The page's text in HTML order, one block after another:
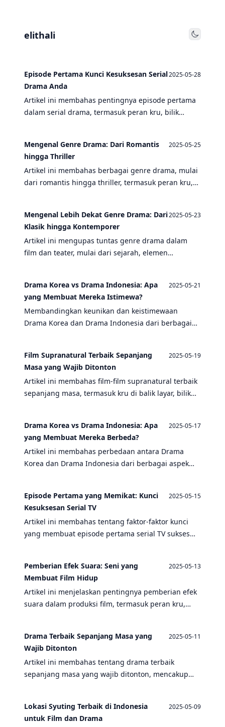
elithali Toggle
Episode Pertama Kunci Kesuksesan Serial
Drama Anda
2025-05-28
Artikel ini membahas pentingnya episode pertama
dalam serial drama, termasuk peran kru, bilik
memikat.
Mengenal Genre Drama: Dari Romantis
hingga Thriller
2025-05-25
Artikel ini membahas berbagai genre drama, mulai
dari romantis hingga thriller, termasuk peran kru,
Mengenal Lebih Dekat Genre Drama: Dari
Klasik hingga Kontemporer
2025-05-23
Artikel ini mengupas tuntas genre drama dalam
film dan teater, mulai dari sejarah, elemen
suara membentuk cerita yang memikat.
Drama Korea vs Drama Indonesia: Apa
yang Membuat Mereka Istimewa?
2025-05-21
Membandingkan keunikan dan keistimewaan
Drama Korea dan Drama Indonesia dari berbagai
Film Supranatural Terbaik Sepanjang
Masa yang Wajib Ditonton
2025-05-19
Artikel ini membahas film-film supranatural terbaik
sepanjang masa, termasuk kru di balik layar, bilik
Drama Korea vs Drama Indonesia: Apa
yang Membuat Mereka Berbeda?
2025-05-17
Artikel ini membahas perbedaan antara Drama
Korea dan Drama Indonesia dari berbagai aspek
Episode Pertama yang Memikat: Kunci
Kesuksesan Serial TV
2025-05-15
Artikel ini membahas tentang faktor-faktor kunci
yang membuat episode pertama serial TV sukses
Pemberian Efek Suara: Seni yang
Membuat Film Hidup
2025-05-13
Artikel ini menjelaskan pentingnya pemberian efek
suara dalam produksi film, termasuk peran kru,
Drama Terbaik Sepanjang Masa yang
Wajib Ditonton
2025-05-11
Artikel ini membahas tentang drama terbaik
sepanjang masa yang wajib ditonton, mencakup
Lokasi Syuting Terbaik di Indonesia
untuk Film dan Drama
2025-05-09